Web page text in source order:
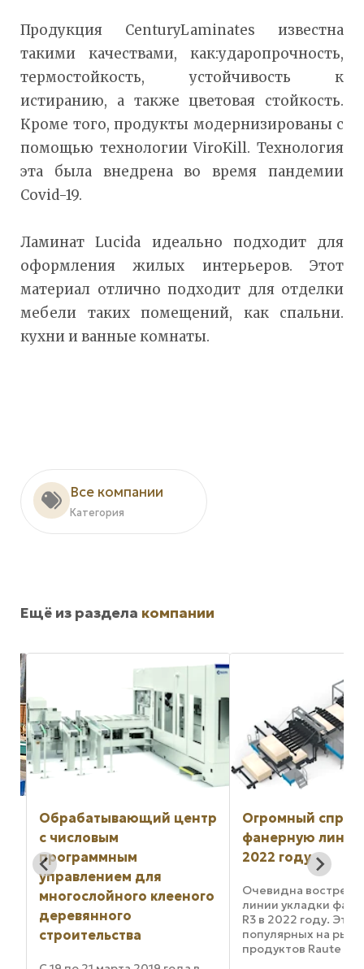
Продукция CenturyLaminates известна
такими качествами, как:ударопрочность,
термостойкость, устойчивость к
истиранию, а также цветовая стойкость.
Кроме того, продукты модернизированы с
помощью технологии ViroKill. Технология
эта была внедрена во время пандемии
Covid-19.
Ламинат Lucida идеально подходит для
оформления жилых интерьеров. Этот
материал отлично подходит для отделки
мебели таких помещений, как спальни.
кухни и ванные комнаты.
Все компании
Категория
Ещё из раздела компании
Огромный спрос на
фанерную линию Raute в
2022 году
Очевидна востребованность
линии укладки фанеры Raute
R3 в 2022 году. Этот один из
популярных на рынке
используется. За три месяца
Оконная
рассчитывает на
инновации Leitz
Leitz в очередной
доказывает свои
достоинства в
производства